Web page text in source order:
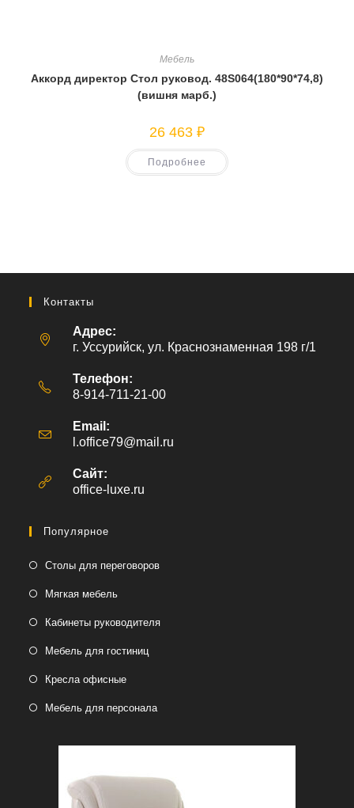
Мебель
Аккорд директор Стол руковод. 48S064(180*90*74,8)
(вишня марб.)
26 463 ₽
Подробнее
Контакты
Адрес:
г. Уссурийск, ул. Краснознаменная 198 г/1
Телефон:
8-914-711-21-00
Email:
l.office79@mail.ru
Сайт:
office-luxe.ru
Популярное
Столы для переговоров
Мягкая мебель
Кабинеты руководителя
Мебель для гостиниц
Кресла офисные
Мебель для персонала